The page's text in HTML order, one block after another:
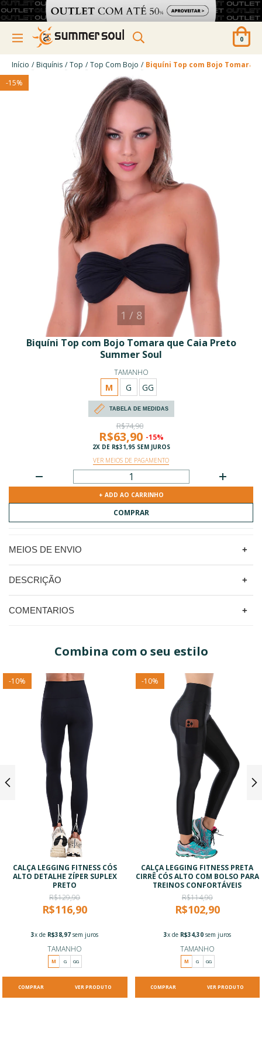
0
Início / Biquínis / Top / Top Com Bojo / Biquíni Top com Bojo Tomara
-15%
1 / 8
Biquíni Top com Bojo Tomara que Caia Preto
Summer Soul
TAMANHO
M G GG
TABELA DE MEDIDAS
R$74,90
R$63,90 -15%
2X DE R$31,95SEM JUROS
VER MEIOS DE PAGAMENTO
MEIOS DE ENVIO
DESCRIÇÃO
COMENTARIOS
Combina com o seu estilo
-10%
CALÇA LEGGING FITNESS CÓS
ALTO DETALHE ZÍPER SUPLEX
PRETO
R$129,90
R$116,90
3x de R$38,97 sem juros
TAMANHO
M G GG
VER PRODUTO
-10%
CALÇA LEGGING FITNESS PRETA
CIRRÊ CÓS ALTO COM BOLSO PARA
TREINOS CONFORTÁVEIS
R$114,90
R$102,90
3x de R$34,30sem juros
TAMANHO
M G GG
VER PRODUTO